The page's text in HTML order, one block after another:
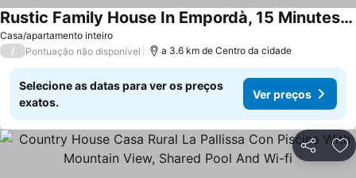
Casa/apartamento inteiro
Rustic Family House In Empordà, 15 Minutes From The Beach.
/ Pontuação não disponível a 3.6 km de Centro da cidade
Selecione as datas para ver os preços
exatos.
Ver preços
Partilhar